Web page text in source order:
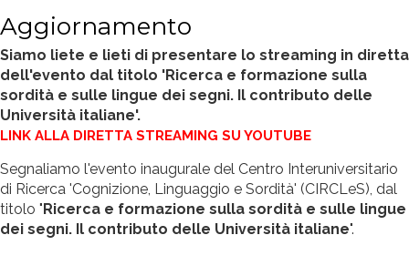
Aggiornamento
Siamo liete e lieti di presentare lo streaming in diretta
dell'evento dal titolo 'Ricerca e formazione sulla
sordità e sulle lingue dei segni. Il contributo delle
Università italiane'.
LINK ALLA DIRETTA STREAMING SU YOUTUBE
Segnaliamo l'evento inaugurale del Centro Interuniversitario
di Ricerca 'Cognizione, Linguaggio e Sordità' (CIRCLeS), dal
titolo "Ricerca e formazione sulla sordità e sulle lingue
dei segni. Il contributo delle Università italiane".